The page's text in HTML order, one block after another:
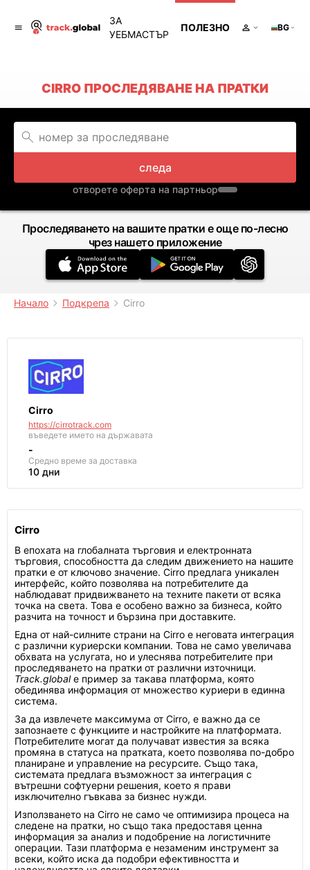
ЗА
УЕБМАСТЪР
ПОЛЕЗНО BG
CIRRO ПРОСЛЕДЯВАНЕ НА ПРАТКИ
следа
отворете оферта на партньор
Проследяването на вашите пратки е още по-лесно
чрез нашето приложение
Начало Подкрепа Cirro
Cirro
https://cirrotrack.com
въведете името на държавата
-
Средно време за доставка
10 дни
Cirro
В епохата на глобалната търговия и електронната
търговия, способността да следим движението на нашите
пратки е от ключово значение. Cirro предлага уникален
интерфейс, който позволява на потребителите да
наблюдават придвижването на техните пакети от всяка
точка на света. Това е особено важно за бизнеса, който
разчита на точност и бързина при доставките.
Една от най-силните страни на Cirro е неговата интеграция
с различни куриерски компании. Това не само увеличава
обхвата на услугата, но и улеснява потребителите при
проследяването на пратки от различни източници.
Track.globalе пример за такава платформа, която
обединява информация от множество куриери в единна
система.
За да извлечете максимума от Cirro, е важно да се
запознаете с функциите и настройките на платформата.
Потребителите могат да получават известия за всяка
промяна в статуса на пратката, което позволява по-добро
планиране и управление на ресурсите. Също така,
системата предлага възможност за интеграция с
вътрешни софтуерни решения, което я прави
изключително гъвкава за бизнес нужди.
Използването на Cirro не само че оптимизира процеса на
следене на пратки, но също така предоставя ценна
информация за анализ и подобрение на логистичните
операции. Тази платформа е незаменим инструмент за
всеки, който иска да подобри ефективността и